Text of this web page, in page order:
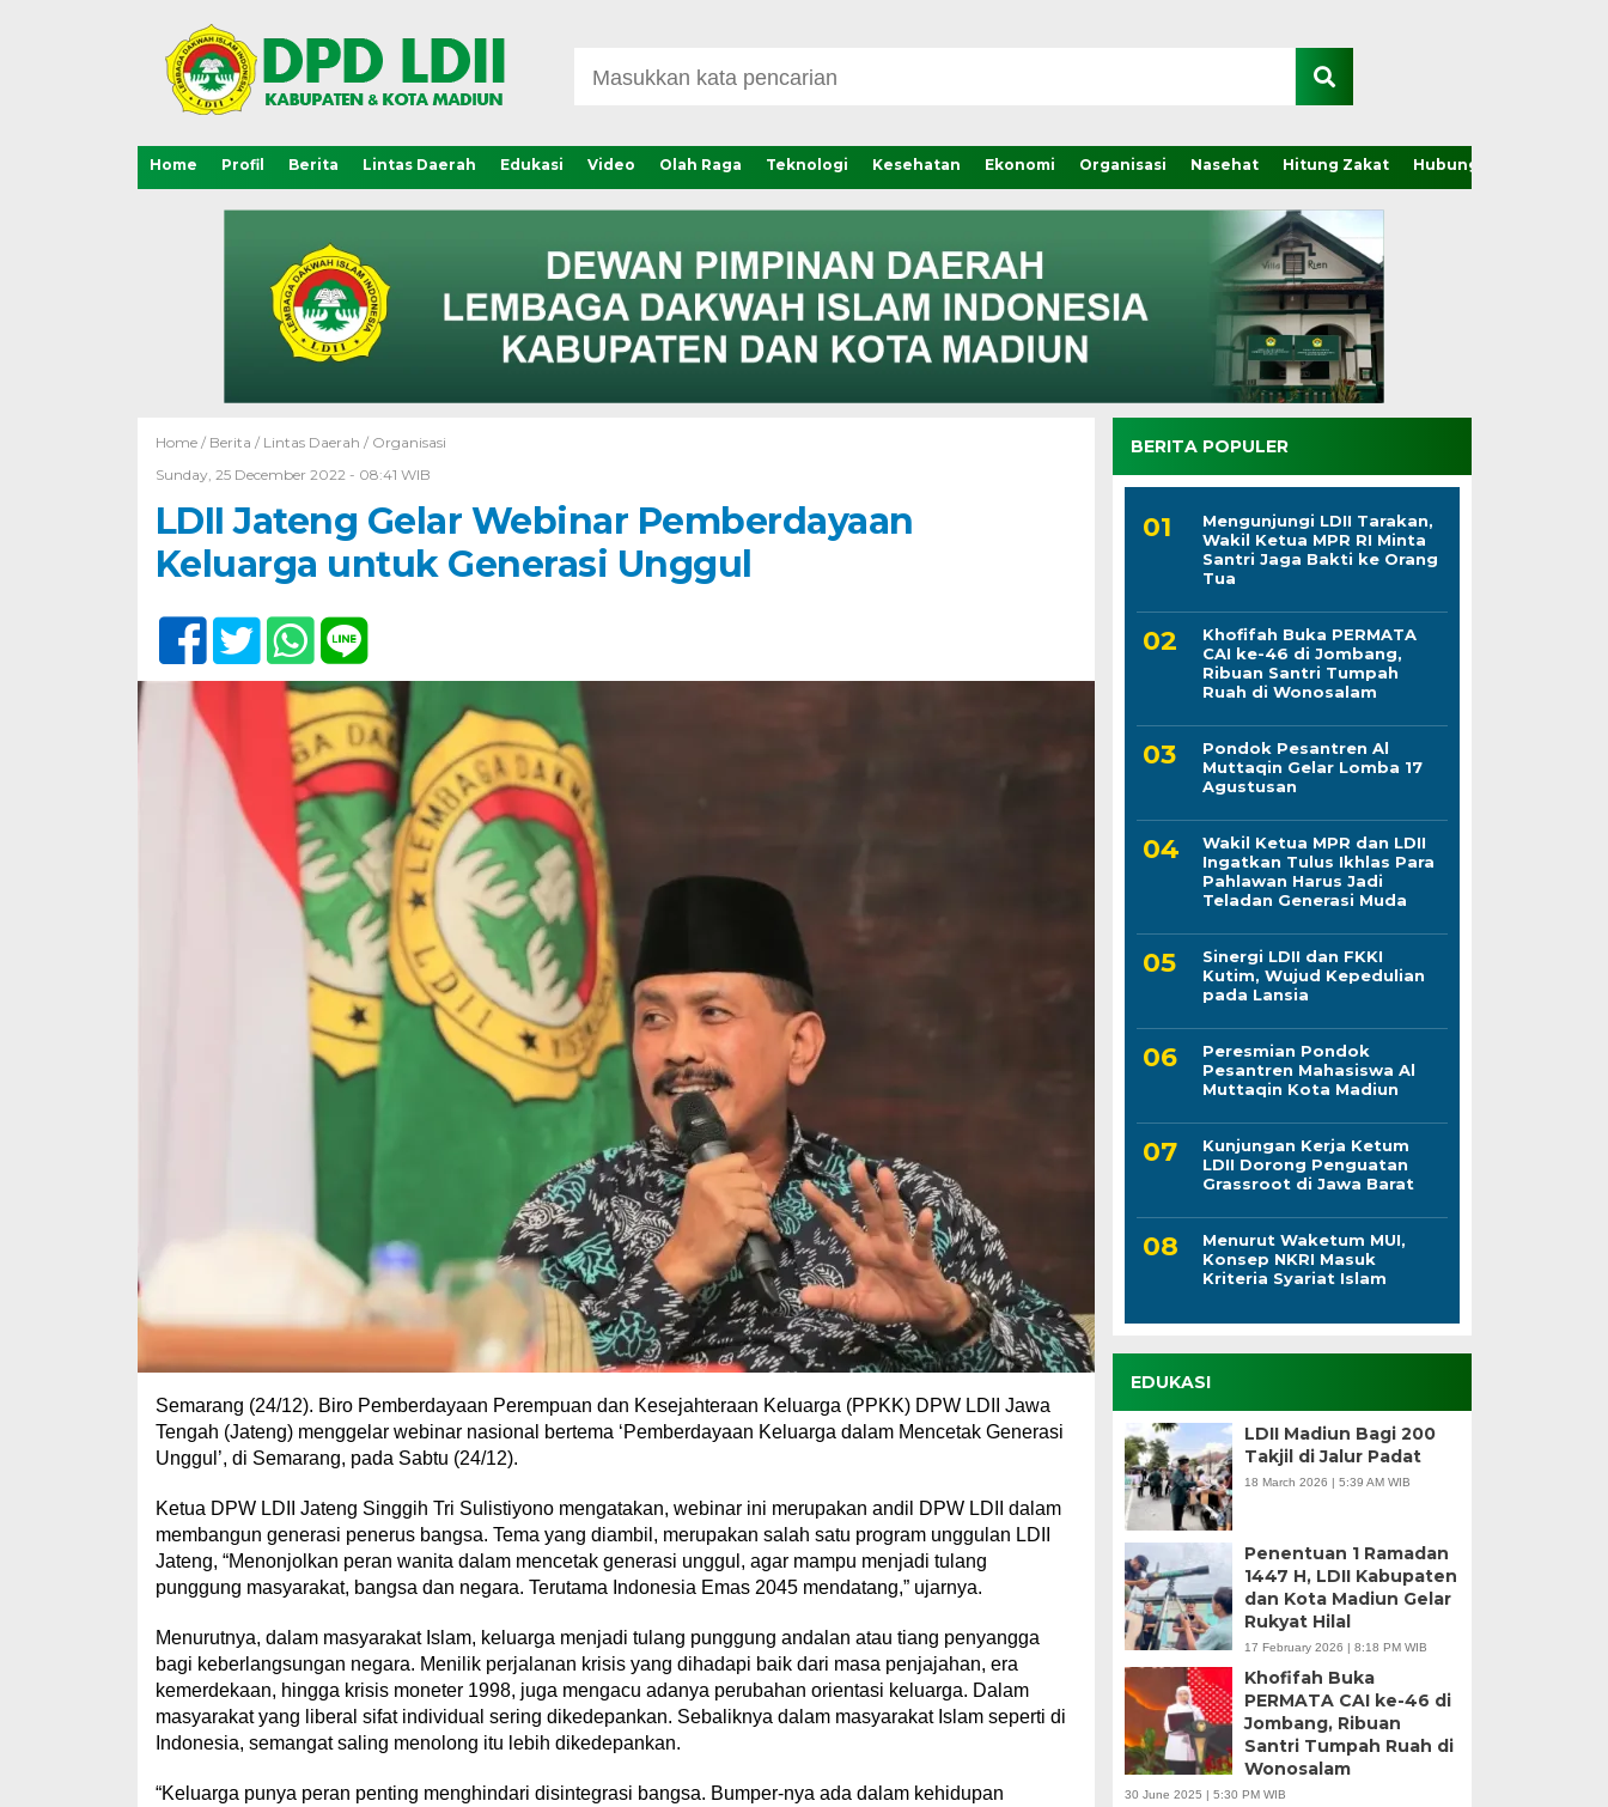
Home Profil Berita Lintas Daerah Edukasi Video Olah Raga Teknologi Kesehatan Ekonomi Organisasi Nasehat Hitung Zakat Hubungi Kami
Home / Berita / Lintas Daerah / Organisasi
Sunday, 25 December 2022 - 08:41 WIB
LDII Jateng Gelar Webinar Pemberdayaan
Keluarga untuk Generasi Unggul
Semarang (24/12). Biro Pemberdayaan Perempuan dan Kesejahteraan Keluarga (PPKK) DPW LDII Jawa
Tengah (Jateng) menggelar webinar nasional bertema ‘Pemberdayaan Keluarga dalam Mencetak Generasi
Unggul’, di Semarang, pada Sabtu (24/12).
Ketua DPW LDII Jateng Singgih Tri Sulistiyono mengatakan, webinar ini merupakan andil DPW LDII dalam
membangun generasi penerus bangsa. Tema yang diambil, merupakan salah satu program unggulan LDII
Jateng, “Menonjolkan peran wanita dalam mencetak generasi unggul, agar mampu menjadi tulang
punggung masyarakat, bangsa dan negara. Terutama Indonesia Emas 2045 mendatang,” ujarnya.
Menurutnya, dalam masyarakat Islam, keluarga menjadi tulang punggung andalan atau tiang penyangga
bagi keberlangsungan negara. Menilik perjalanan krisis yang dihadapi baik dari masa penjajahan, era
kemerdekaan, hingga krisis moneter 1998, juga mengacu adanya perubahan orientasi keluarga. Dalam
masyarakat yang liberal sifat individual sering dikedepankan. Sebaliknya dalam masyarakat Islam seperti di
Indonesia, semangat saling menolong itu lebih dikedepankan.
“Keluarga punya peran penting menghindari disintegrasi bangsa. Bumper-nya ada dalam kehidupan
BERITA POPULER
Mengunjungi LDII Tarakan,
Wakil Ketua MPR RI Minta
Santri Jaga Bakti ke Orang
Tua
Khofifah Buka PERMATA
CAI ke-46 di Jombang,
Ribuan Santri Tumpah
Ruah di Wonosalam
Pondok Pesantren Al
Muttaqin Gelar Lomba 17
Agustusan
Wakil Ketua MPR dan LDII
Ingatkan Tulus Ikhlas Para
Pahlawan Harus Jadi
Teladan Generasi Muda
Sinergi LDII dan FKKI
Kutim, Wujud Kepedulian
pada Lansia
Peresmian Pondok
Pesantren Mahasiswa Al
Muttaqin Kota Madiun
Kunjungan Kerja Ketum
LDII Dorong Penguatan
Grassroot di Jawa Barat
Menurut Waketum MUI,
Konsep NKRI Masuk
Kriteria Syariat Islam
EDUKASI
LDII Madiun Bagi 200
Takjil di Jalur Padat
18 March 2026 | 5:39 AM WIB
Penentuan 1 Ramadan
1447 H, LDII Kabupaten
dan Kota Madiun Gelar
Rukyat Hilal
17 February 2026 | 8:18 PM WIB
Khofifah Buka
PERMATA CAI ke-46 di
Jombang, Ribuan
Santri Tumpah Ruah di
Wonosalam
30 June 2025 | 5:30 PM WIB